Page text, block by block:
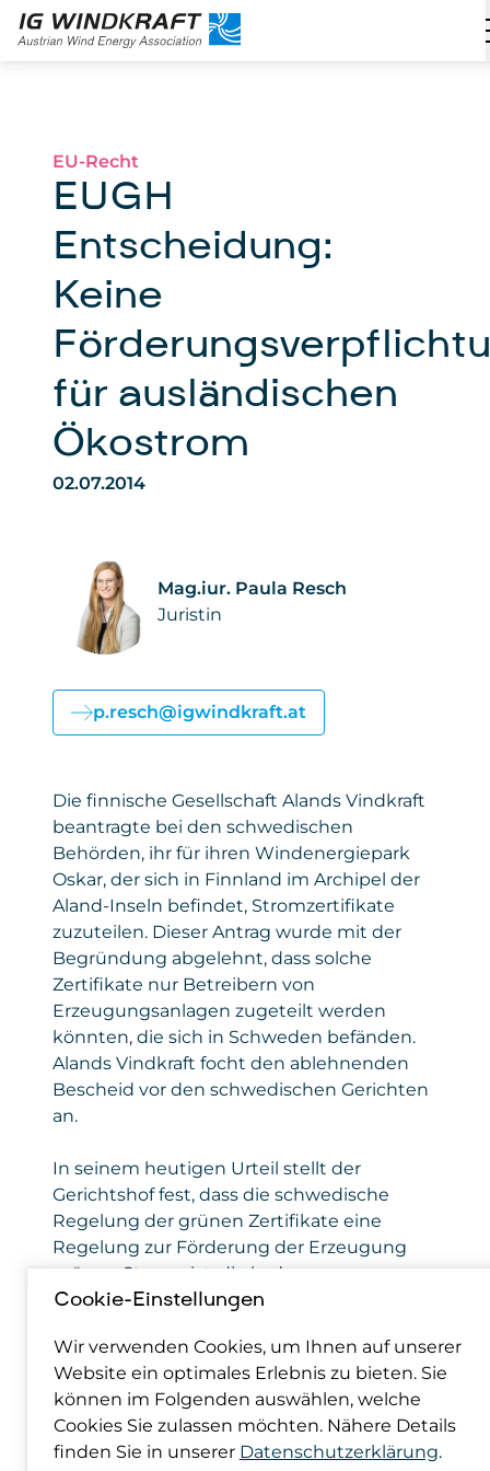
EU-Recht
EUGH
Entscheidung:
Keine
für ausländischen
Ökostrom
02.07.2014
Mag.iur. Paula Resch
Juristin
p.resch@igwindkraft.at
Die finnische Gesellschaft Alands Vindkraft
beantragte bei den schwedischen
Behörden, ihr für ihren Windenergiepark
Oskar, der sich in Finnland im Archipel der
Aland-Inseln befindet, Stromzertifikate
zuzuteilen. Dieser Antrag wurde mit der
Begründung abgelehnt, dass solche
Zertifikate nur Betreibern von
Erzeugungsanlagen zugeteilt werden
könnten, die sich in Schweden befänden.
Alands Vindkraft focht den ablehnenden
Bescheid vor den schwedischen Gerichten
an.
In seinem heutigen Urteil stellt der
Gerichtshof fest, dass die schwedische
Regelung der grünen Zertifikate eine
Regelung zur Förderung der Erzeugung
grünen Stroms ist, die in den
Anwendungsbereich der Richtlinie zur
fällt. Der Gerichtshof weist darauf hin, dass
die Richtlinie die Mitgliedstaaten, die sich
für eine Förderregelung entschieden
haben, nicht verpflichtet, die Förderung
nach dieser Regelung auf den im
Cookie-Einstellungen
Wir verwenden Cookies, um Ihnen auf unserer
Website ein optimales Erlebnis zu bieten. Sie
können im Folgenden auswählen, welche
Cookies Sie zulassen möchten. Nähere Details
finden Sie in unserer Datenschutzerklärung.